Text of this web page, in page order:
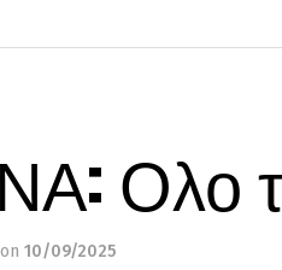
Ολο
on 10/09/2025